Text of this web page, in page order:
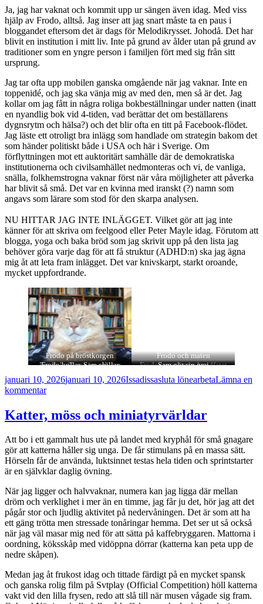
Ja, jag har vaknat och kommit upp ur sängen även idag. Med viss
hjälp av Frodo, alltså. Jag inser att jag snart måste ta en paus i
bloggandet eftersom det är dags för Melodikrysset. Johodå. Det har
blivit en institution i mitt liv. Inte på grund av ålder utan på grund av
traditioner som en yngre person i familjen fört med sig från sitt
ursprung.
Jag tar ofta upp mobilen ganska omgående när jag vaknar. Inte en
toppenidé, och jag ska vänja mig av med den, men så är det. Jag
kollar om jag fått in några roliga bokbeställningar under natten (inatt
en nyandlig bok vid 4-tiden, vad berättar det om beställarens
dygnsrytm och hälsa?) och det blir ofta en titt på Facebook-flödet.
Jag läste ett otroligt bra inlägg som handlade om strategin bakom det
som händer politiskt både i USA och här i Sverige. Om
förflyttningen mot ett auktoritärt samhälle där de demokratiska
institutionerna och civilsamhället nedmonteras och vi, de vanliga,
snälla, folkhemstrogna vaknar först när våra möjligheter att påverka
har blivit så små. Det var en kvinna med iranskt (?) namn som
angavs som lärare som stod för den skarpa analysen.
NU HITTAR JAG INTE INLÄGGET. Vilket gör att jag inte
känner för att skriva om feelgood eller Peter Mayle idag. Förutom att
blogga, yoga och baka bröd som jag skrivit upp på den lista jag
behöver göra varje dag för att få struktur (ADHD:n) ska jag ägna
mig åt att leta fram inlägget. Det var knivskarpt, starkt oroande,
mycket uppfordrande.
Frodo på bröstkorgen
Frodo och maten
Frodo kollar snön och ger
Frodo inspekterar handfatet
Frodo kollar, Sam chillar Sam gör sin grej
Postat
januari 10, 2026januari 10, 2026Författare
IssadissaKategorier
sluta lönearbetaLämna en
kommentartill
Frodo
och
Mayle
Katter, möss och miniatyrvärldar
Att bo i ett gammalt hus ute på landet med kryphål för små gnagare
gör att katterna håller sig unga. De får stimulans på en massa sätt.
Hörseln får de använda, luktsinnet testas hela tiden och sprintstarter
är en självklar daglig övning.
När jag ligger och halvvaknar, numera kan jag ligga där mellan
dröm och verklighet i mer än en timme, jag får ju det, hör jag att det
pågår stor och ljudlig aktivitet på nedervåningen. Det är som att ha
ett gäng trötta men stressade tonåringar hemma. Det ser ut så också
när jag väl masar mig ned för att sätta på kaffebryggaren. Mattorna i
oordning, köksskåp med vidöppna dörrar (katterna kan peta upp de
nedre skåpen).
Medan jag åt frukost idag och tittade färdigt på en mycket spansk
och ganska rolig film på Svtplay (Official Competition) höll katterna
vakt vid den lilla frysen, redo att slå till när musen vågade sig fram.